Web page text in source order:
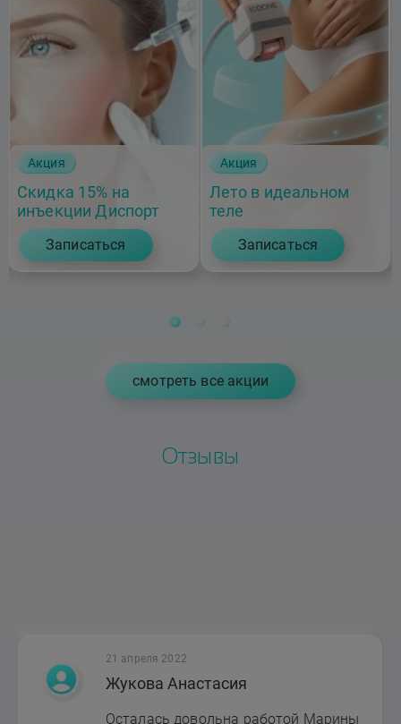
Акция
Скидка 15% на
инъекции Диспорт
Записаться
Акция
Лето в идеальном
теле
Записаться
cмотреть все акции
Отзывы
21 апреля 2022
Жукова Анастасия
Осталась довольна работой Марины